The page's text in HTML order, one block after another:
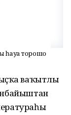
һауа торошо
ваҡытлы